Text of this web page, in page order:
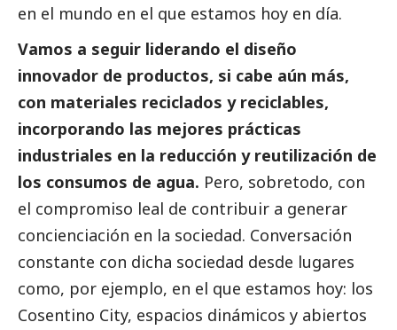
en el mundo en el que estamos hoy en día.
Vamos a seguir liderando el diseño
innovador de productos, si cabe aún más,
con materiales reciclados y reciclables,
incorporando las mejores prácticas
industriales en la reducción y reutilización de
los consumos de agua. Pero, sobretodo, con
el compromiso leal de contribuir a generar
concienciación en la sociedad. Conversación
constante con dicha sociedad desde lugares
como, por ejemplo, en el que estamos hoy: los
Cosentino City, espacios dinámicos y abiertos